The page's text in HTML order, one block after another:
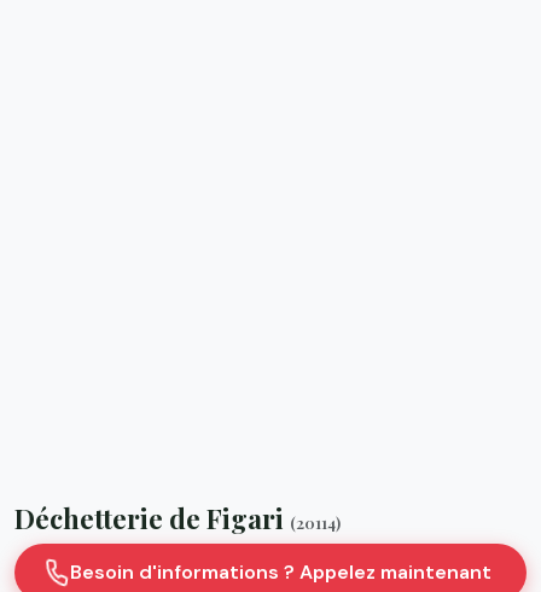
Déchetterie de Figari (20114)
Besoin d'informations ? Appelez maintenant